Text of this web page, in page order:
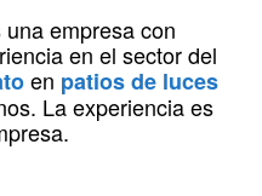
empresa con
en el sector del
en patios de luces
La experiencia es